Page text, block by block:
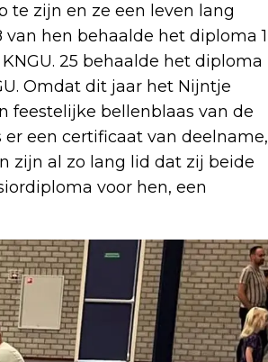
te zijn en ze een leven lang
hen behaalde het diploma 1
25 behaalde het diploma
Omdat dit jaar het Nijntje
feestelijke bellenblaas van de
een certificaat van deelname,
zijn al zo lang lid dat zij beide
voor hen, een